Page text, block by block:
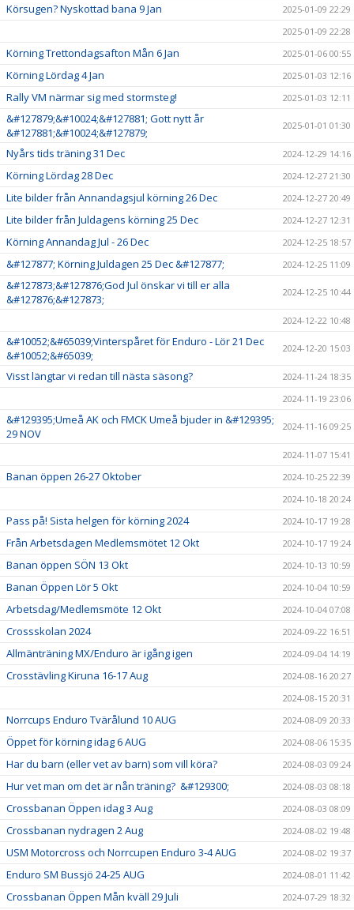
Körsugen? Nyskottad bana 9 Jan
2025-01-09 22:29
2025-01-09 22:28
Körning Trettondagsafton Mån 6 Jan 2025-01-06 00:55
Körning Lördag 4 Jan 2025-01-03 12:16
Rally VM närmar sig med stormsteg! 2025-01-03 12:11
&#127879;&#10024;&#127881; Gott nytt år
&#127881;&#10024;&#127879;
2025-01-01 01:30
Nyårs tids träning 31 Dec 2024-12-29 14:16
Körning Lördag 28 Dec 2024-12-27 21:30
Lite bilder från Annandagsjul körning 26 Dec 2024-12-27 20:49
Lite bilder från Juldagens körning 25 Dec 2024-12-27 12:31
Körning Annandag Jul - 26 Dec 2024-12-25 18:57
&#127877; Körning Juldagen 25 Dec &#127877; 2024-12-25 11:09
&#127873;&#127876;God Jul önskar vi till er alla
&#127876;&#127873;
2024-12-25 10:44
2024-12-22 10:48
&#10052;&#65039;Vinterspåret för Enduro - Lör 21 Dec
&#10052;&#65039;
2024-12-20 15:03
Visst längtar vi redan till nästa säsong?
2024-11-24 18:35
2024-11-19 23:06
&#129395;Umeå AK och FMCK Umeå bjuder in &#129395;
29 NOV
2024-11-16 09:25
2024-11-07 15:41
Banan öppen 26-27 Oktober
2024-10-25 22:39
2024-10-18 20:24
Pass på! Sista helgen för körning 2024 2024-10-17 19:28
Från Arbetsdagen Medlemsmötet 12 Okt 2024-10-17 19:24
Banan öppen SÖN 13 Okt 2024-10-13 10:59
Banan Öppen Lör 5 Okt 2024-10-04 10:59
Arbetsdag/Medlemsmöte 12 Okt 2024-10-04 07:08
Crossskolan 2024 2024-09-22 16:51
Allmänträning MX/Enduro är igång igen 2024-09-04 14:19
Crosstävling Kiruna 16-17 Aug
2024-08-16 20:27
2024-08-15 20:31
Norrcups Enduro Tvärålund 10 AUG 2024-08-09 20:33
Öppet för körning idag 6 AUG 2024-08-06 15:35
Har du barn (eller vet av barn) som vill köra? 2024-08-03 09:24
Hur vet man om det är nån träning? &#129300; 2024-08-03 08:18
Crossbanan Öppen idag 3 Aug 2024-08-03 08:09
Crossbanan nydragen 2 Aug 2024-08-02 19:48
USM Motorcross och Norrcupen Enduro 3-4 AUG 2024-08-02 19:37
Enduro SM Bussjö 24-25 AUG 2024-08-01 11:42
Crossbanan Öppen Mån kväll 29 Juli 2024-07-29 18:32